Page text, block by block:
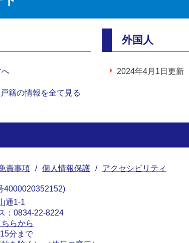
戸籍の情報を全て見る
外国人
2024年4月1日更新
責事項 個人情報保護 アクセシビリティ
4000020352152
通1-1
：0834-22-8224
らから
分まで